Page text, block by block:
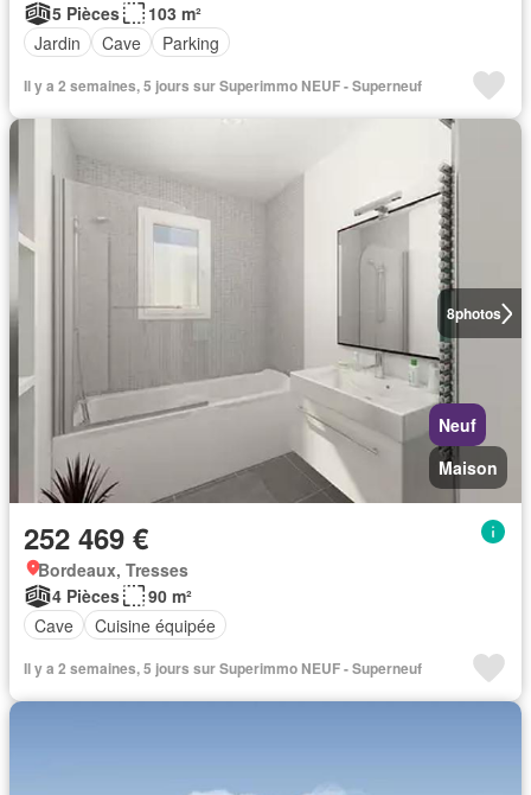
5 Pièces
103 m²
Jardin
Cave Parking
Il y a 2 semaines, 5 jours sur Superimmo NEUF - Superneuf
8photos
Neuf
Maison
252 469 €
Bordeaux, Tresses
4 Pièces
90 m²
Cave
Cuisine équipée
Il y a 2 semaines, 5 jours sur Superimmo NEUF - Superneuf